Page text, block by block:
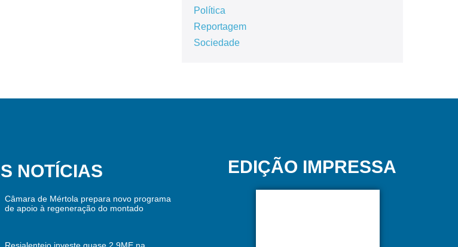
Política
Reportagem
Sociedade
NOTÍCIAS
Câmara de Mértola prepara novo programa
de apoio à regeneração do montado
Resialentejo investe quase 2,9ME na
EDIÇÃO IMPRESSA